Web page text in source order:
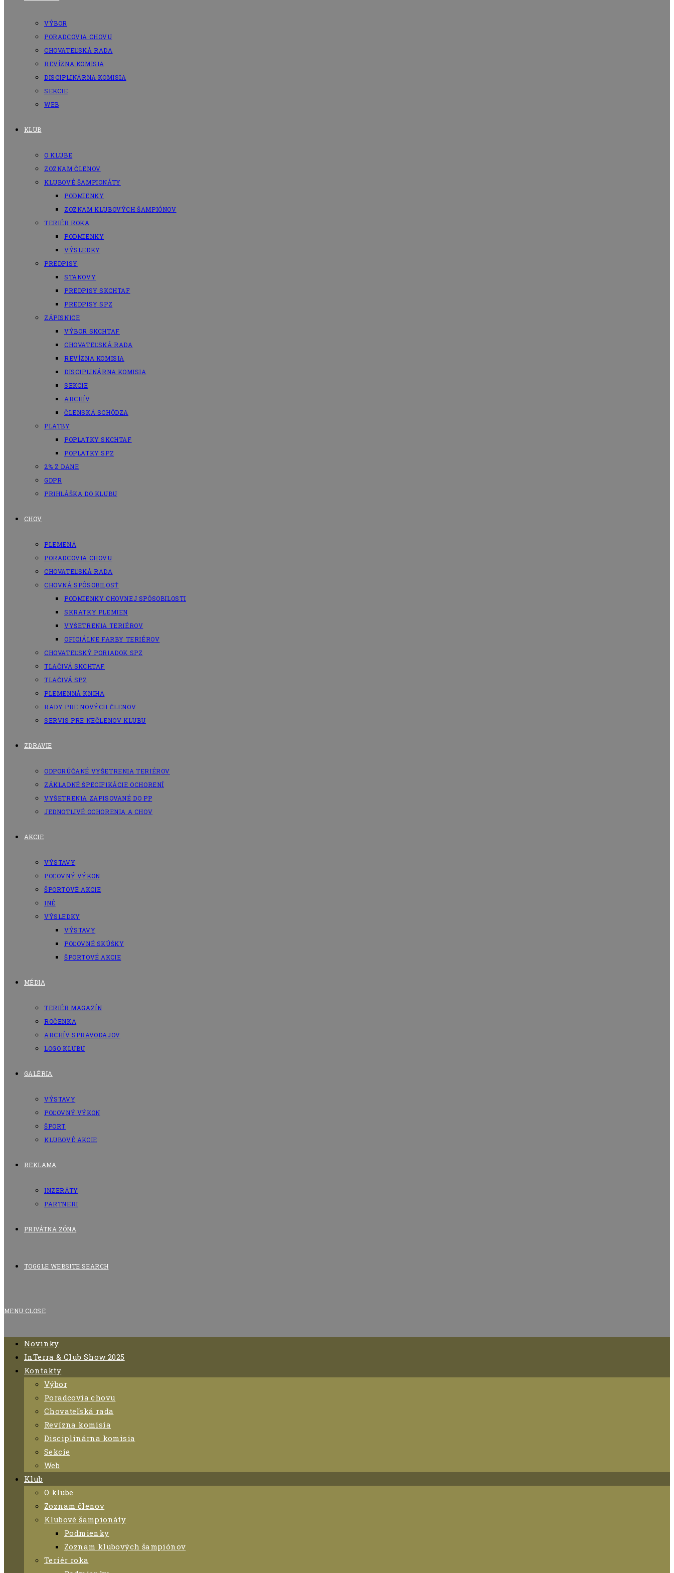
VÝBOR
PORADCOVIA CHOVU
CHOVATEĽSKÁ RADA
REVÍZNA KOMISIA
DISCIPLINÁRNA KOMISIA
SEKCIE
WEB
KLUB
O KLUBE
ZOZNAM ČLENOV
KLUBOVÉ ŠAMPIONÁTY
PODMIENKY
ZOZNAM KLUBOVÝCH ŠAMPIÓNOV
TERIÉR ROKA
PODMIENKY
VÝSLEDKY
PREDPISY
STANOVY
PREDPISY SKCHTAF
PREDPISY SPZ
ZÁPISNICE
VÝBOR SKCHTAF
CHOVATEĽSKÁ RADA
REVÍZNA KOMISIA
DISCIPLINÁRNA KOMISIA
SEKCIE
ARCHÍV
ČLENSKÁ SCHÔDZA
PLATBY
POPLATKY SKCHTAF
POPLATKY SPZ
2% Z DANE
GDPR
PRIHLÁŠKA DO KLUBU
CHOV
PLEMENÁ
PORADCOVIA CHOVU
CHOVATEĽSKÁ RADA
CHOVNÁ SPÔSOBILOSŤ
PODMIENKY CHOVNEJ SPÔSOBILOSTI
SKRATKY PLEMIEN
VYŠETRENIA TERIÉROV
OFICIÁLNE FARBY TERIÉROV
CHOVATEĽSKÝ PORIADOK SPZ
TLAČIVÁ SKCHTAF
TLAČIVÁ SPZ
PLEMENNÁ KNIHA
RADY PRE NOVÝCH ČLENOV
SERVIS PRE NEČLENOV KLUBU
ZDRAVIE
ODPORÚČANÉ VYŠETRENIA TERIÉROV
ZÁKLADNÉ ŠPECIFIKÁCIE OCHORENÍ
VYŠETRENIA ZAPISOVANÉ DO PP
JEDNOTLIVÉ OCHORENIA A CHOV
AKCIE
VÝSTAVY
POĽOVNÝ VÝKON
ŠPORTOVÉ AKCIE
INÉ
VÝSLEDKY
VÝSTAVY
POĽOVNÉ SKÚŠKY
ŠPORTOVÉ AKCIE
MÉDIA
TERIÉR MAGAZÍN
ROČENKA
ARCHÍV SPRAVODAJOV
LOGO KLUBU
GALÉRIA
VÝSTAVY
POĽOVNÝ VÝKON
ŠPORT
KLUBOVÉ AKCIE
REKLAMA
INZERÁTY
PARTNERI
PRIVÁTNA ZÓNA
TOGGLE WEBSITE SEARCH
MENU CLOSE
Novinky
InTerra & Club Show 2025
Kontakty
Výbor
Poradcovia chovu
Chovateľská rada
Revízna komisia
Disciplinárna komisia
Sekcie
Web
Klub
O klube
Zoznam členov
Klubové šampionáty
Podmienky
Zoznam klubových šampiónov
Teriér roka